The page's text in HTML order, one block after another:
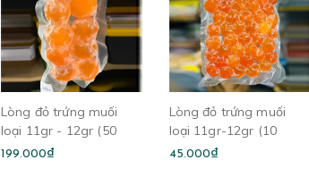
Lòng đỏ trứng muối
loại 11gr - 12gr (50
trứng/bịch)
199.000₫
Lòng đỏ trứng muối
loại 11gr-12gr (10
trứng/bịch)
45.000₫